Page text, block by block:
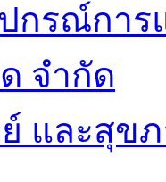
กรณ์การ
จำกัด
และสุข